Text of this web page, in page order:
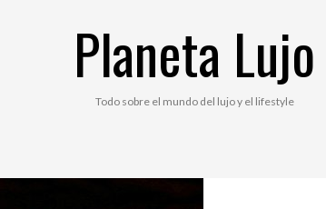
Planeta Lujo
Todo sobre el mundo del lujo y el lifestyle